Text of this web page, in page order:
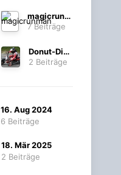
magicrunman
7 Beiträge
Donut-Dieter
2 Beiträge
16. Aug 2024
6 Beiträge
18. Mär 2025
2 Beiträge